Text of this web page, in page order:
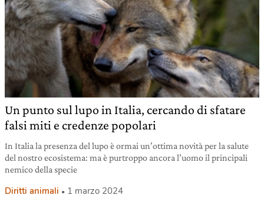
Un punto sul lupo in Italia, cercando di sfatare
falsi miti e credenze popolari
In Italia la presenza del lupo è ormai un’ottima novità per la salute
del nostro ecosistema: ma è purtroppo ancora l’uomo il principali
nemico della specie
Diritti animali 1 marzo 2024